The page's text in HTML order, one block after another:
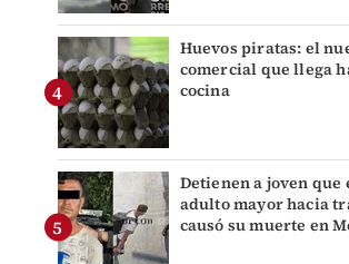
Huevos piratas: el
comercial que llega
cocina
Detienen a joven que
adulto mayor hacia
causó su muerte en